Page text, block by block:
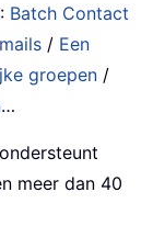
: Batch Contact
/ Een
groepen /
…
meer dan 40